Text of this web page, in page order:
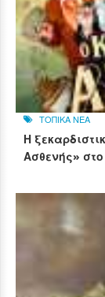
ΤΟΠΙΚΑ ΝΕΑ
Η
Ασθενής»